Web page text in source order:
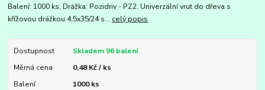
Balení: 1000 ks, Drážka: Pozidriv - PZ2. Univerzální vrut do dřeva s
křížovou drážkou 4,5x35/24 s... celý popis
Dostupnost
Skladem 96 balení
Měrná cena
0,48 Kč / ks
Balení
1000 ks